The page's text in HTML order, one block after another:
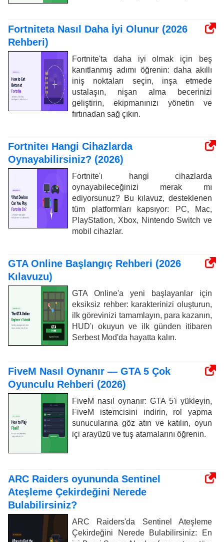
Fortniteta Nasıl Daha İyi Olunur (2026
Rehberi)
Fortnite'ta daha iyi olmak için beş
kanıtlanmış adımı öğrenin: daha akıllı
iniş noktaları seçin, inşa etmede
ustalaşın, nişan alma becerinizi
geliştirin, ekipmanınızı yönetin ve
fırtınadan sağ çıkın.
Fortniteı Hangi Cihazlarda
Oynayabilirsiniz? (2026)
Fortnite'ı hangi cihazlarda
oynayabileceğinizi merak mı
ediyorsunuz? Bu kılavuz, desteklenen
tüm platformları kapsıyor: PC, Mac,
PlayStation, Xbox, Nintendo Switch ve
mobil cihazlar.
GTA Online Başlangıç ​​Rehberi (2026
Kılavuzu)
GTA Online'a yeni başlayanlar için
eksiksiz rehber: karakterinizi oluşturun,
ilk görevinizi tamamlayın, para kazanın,
HUD'ı okuyun ve ilk günden itibaren
Serbest Mod'da hayatta kalın.
FiveM Nasıl Oynanır — GTA 5 Çok
Oyunculu Rehberi (2026)
FiveM nasıl oynanır: GTA 5'i yükleyin,
FiveM istemcisini indirin, rol yapma
sunucularına göz atın ve katılın, oyun
içi arayüzü ve tuş atamalarını öğrenin.
ARC Raiders oyununda Sentinel
Ateşleme Çekirdeğini Nerede
Bulabilirsiniz?
ARC Raiders'da Sentinel Ateşleme
Çekirdeğini Nerede Bulabilirsiniz: En